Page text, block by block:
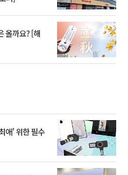
올까요? [해
애' 위한 필수